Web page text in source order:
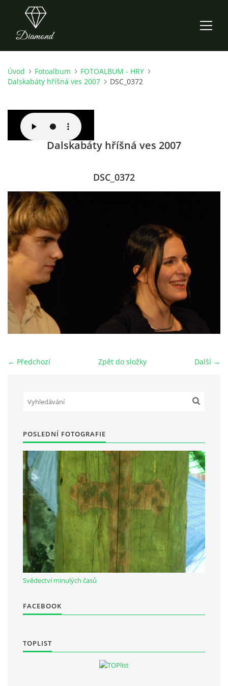
ÚVOD
O NÁS
CO NOVÉHO ZKOUŠÍME
KDY, KDE A CO HRAJEME
HRY OD ROKU 1973
VIDEOZÁZNAMY Z HER
FOTOALBUM
DOKUMENTY OVJK
Občanská vzdělávací jednota "Komenský" v Choceradech z.s.
Chocerady 4
257 24 Chocerady
IČ: 498 28 614
Kontaktní osoba:
Mgr. Miroslava Cinkeisová
Úvod Fotoalbum
FOTOALBUM - HRY
Dalskabáty hříšná ves 2007
DSC_0372
Dalskabáty hříšná ves 2007
DSC_0372
← Předchozí Další →
Zpět do složky
POSLEDNÍ FOTOGRAFIE
Svědectví minulých časů
FACEBOOK
TOPLIST